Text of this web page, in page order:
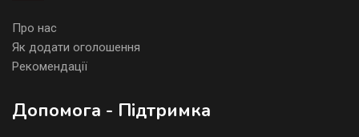
Про нас
Як додати оголошення
Рекомендації
Допомога - Підтримка